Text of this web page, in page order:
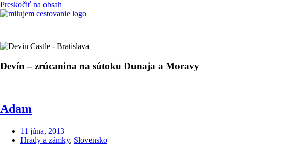
Preskočiť na obsah
Devín – zrúcanina na sútoku Dunaja a Moravy
Adam
11 júna, 2013
Hrady a zámky, Slovensko